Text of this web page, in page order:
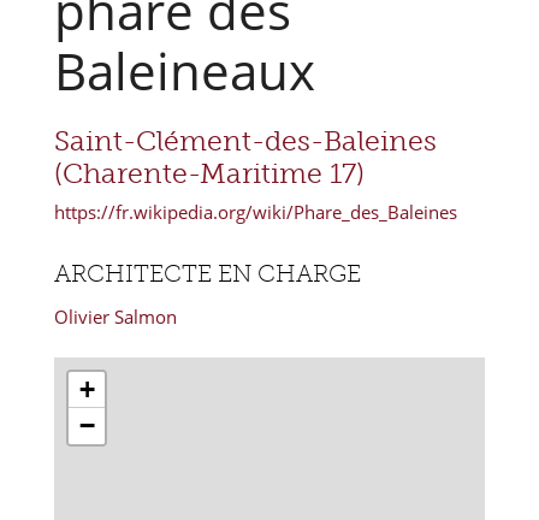
Baleineaux
Saint-Clément-des-Baleines
(Charente-Maritime 17)
https://fr.wikipedia.org/wiki/Phare_des_Baleines
ARCHITECTE EN CHARGE
Olivier Salmon
+
−